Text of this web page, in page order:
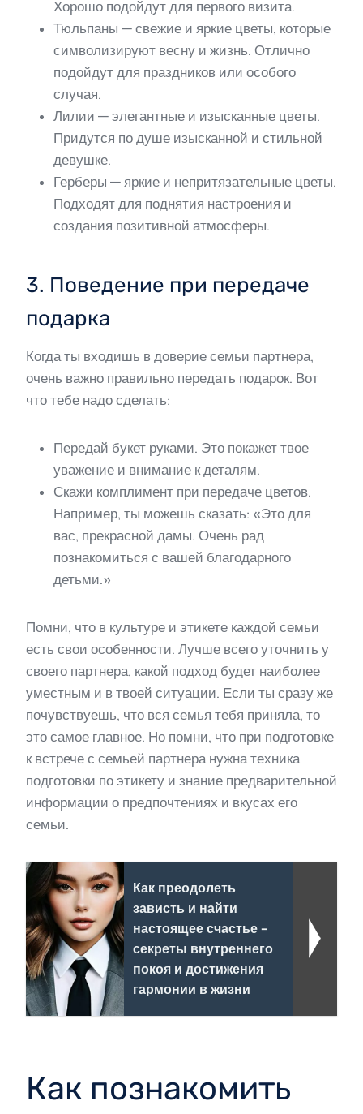
Хорошо подойдут для первого визита.
Тюльпаны — свежие и яркие цветы, которые
символизируют весну и жизнь. Отлично
подойдут для праздников или особого
случая.
Лилии — элегантные и изысканные цветы.
Придутся по душе изысканной и стильной
девушке.
Герберы — яркие и непритязательные цветы.
Подходят для поднятия настроения и
создания позитивной атмосферы.
3. Поведение при передаче
подарка
Когда ты входишь в доверие семьи партнера,
очень важно правильно передать подарок. Вот
что тебе надо сделать:
Передай букет руками. Это покажет твое
уважение и внимание к деталям.
Скажи комплимент при передаче цветов.
Например, ты можешь сказать: «Это для
вас, прекрасной дамы. Очень рад
познакомиться с вашей благодарного
детьми.»
Помни, что в культуре и этикете каждой семьи
есть свои особенности. Лучше всего уточнить у
своего партнера, какой подход будет наиболее
уместным и в твоей ситуации. Если ты сразу же
почувствуешь, что вся семья тебя приняла, то
это самое главное. Но помни, что при подготовке
к встрече с семьей партнера нужна техника
подготовки по этикету и знание предварительной
информации о предпочтениях и вкусах его
семьи.
Как преодолеть
зависть и найти
настоящее счастье -
секреты внутреннего
покоя и достижения
гармонии в жизни
Как познакомить